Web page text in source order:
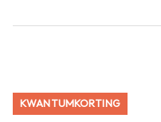
KWANTUMKORTING